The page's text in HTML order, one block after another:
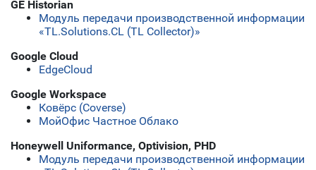
GE Historian
Модуль передачи производственной информации
«TL.Solutions.CL (TL Collector)»
Google Cloud
EdgeCloud
Google Workspace
Ковёрс (Coverse)
МойОфис Частное Облако
Honeywell Uniformance, Optivision, PHD
Модуль передачи производственной информации